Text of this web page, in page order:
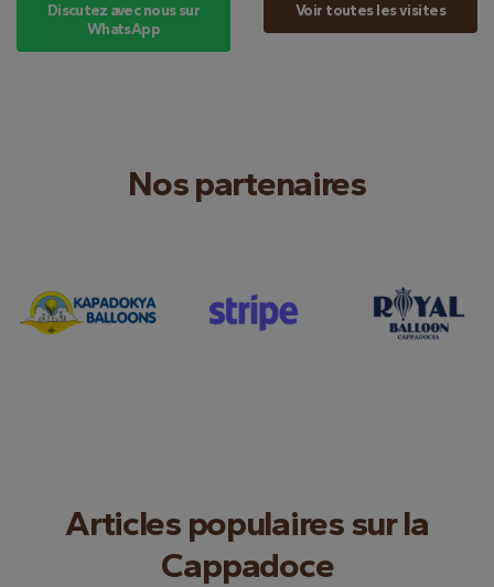
Discutez avec nous sur
WhatsApp
Voir toutes les visites
Nos partenaires
Articles populaires sur la
Cappadoce